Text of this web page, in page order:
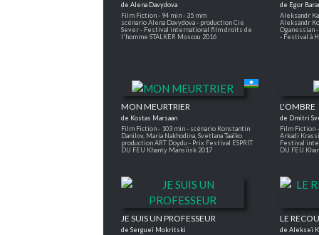
de Alena Davydova
Film Fiction - 94 min - 35 mm
scénario Alena Davydova - production Cie
Sever - Festival international film droits de
l'homme STALKER Moscou 2016
de Egor
Aleksandr
Aleksandr
Oganessian
- Festival à
MON MEURTRIER
de Kostas Marsaan
Film Fiction - 103 min - scénario Konstantin
Danilov, Maria Nakhodina, Svetlana Taaïko
production ART Doydu - Prix Festival ESPRIT
DU FEU Khanty Mansiïsk 2017
L'OMBRE
de Dmitri
Film Fiction
Arkadi
Festival
DU FEU
JE SUIS UN PROFESSEUR
de Sergueï Mokritski
LE
de Alekseï